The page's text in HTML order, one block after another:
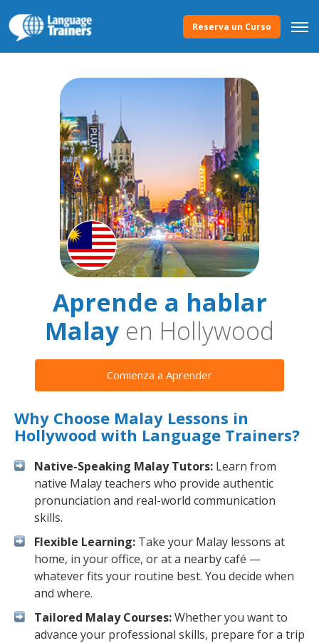
Reserva un Curso
Aprende a hablar
Malay en Hollywood
Comienza a Aprender
Why Choose Malay Lessons in
Hollywood with Language Trainers?
Native-Speaking Malay Tutors: Learn from
native Malay teachers who provide authentic
pronunciation and real-world communication
skills.
Flexible Learning: Take your Malay lessons at
home, in your office, or at a nearby café —
whatever fits your routine best. You decide when
and where.
Tailored Malay Courses:Whether you want to
advance your professional skills, prepare for a trip